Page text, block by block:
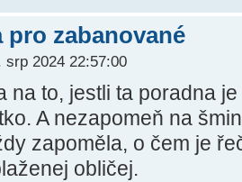
pro zabanované
2024 22:57:00
na to, jestli ta poradna
A nezapomeň na
zapoměla, o čem je
obličej.